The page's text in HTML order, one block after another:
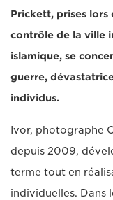
Prickett, prises
contrôle de la ville
islamique, se
guerre,
individus.
Ivor, photographe
depuis 2009,
terme tout en
individuelles. Dans